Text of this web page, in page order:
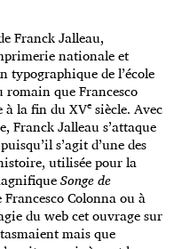
Franck Jalleau,
nationale et
typographique de l’école
que Francesco
à la fin du XVe siècle. Avec
Franck Jalleau s’attaque
s’agit d’une des
utilisée pour la
Songe de
Colonna ou à
du web cet ouvrage sur
mais que